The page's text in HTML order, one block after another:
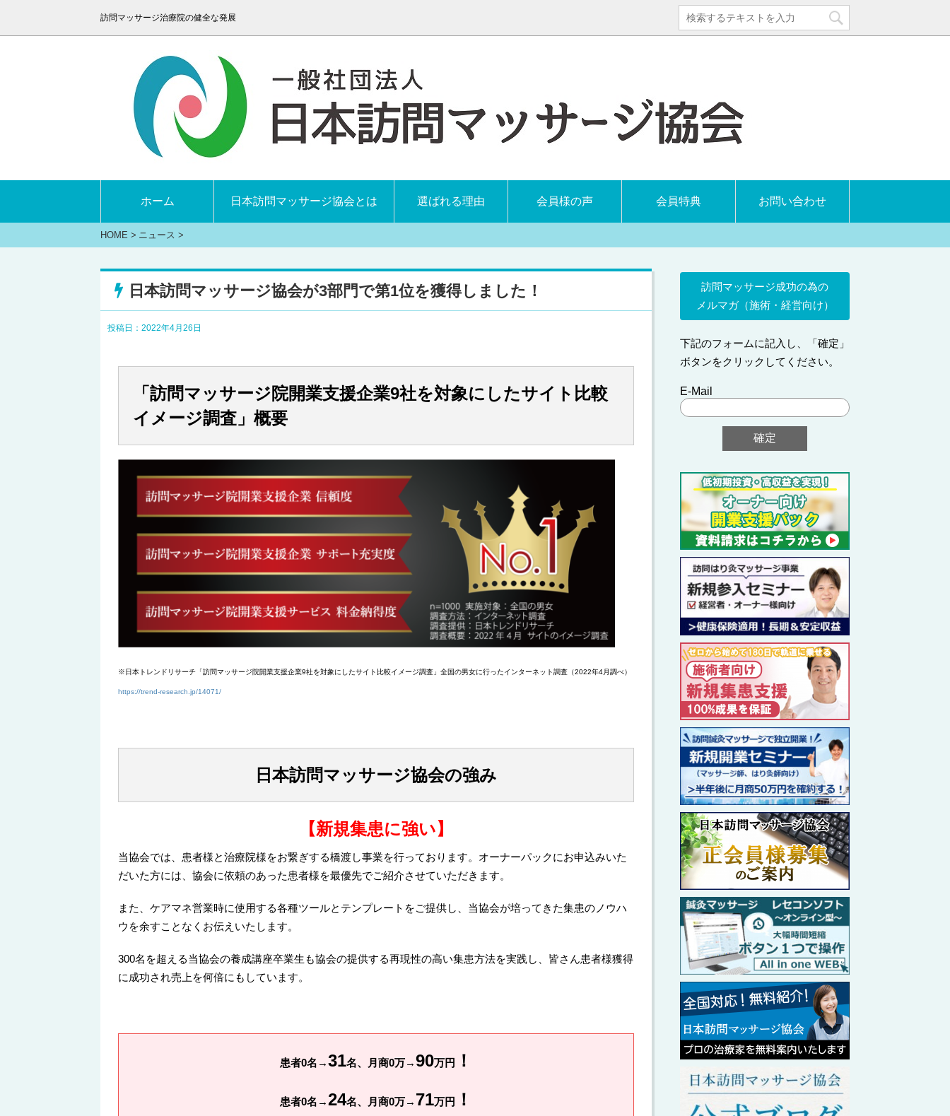
訪問マッサージ治療院の健全な発展
ホーム 日本訪問マッサージ協会とは 選ばれる理由 会員様の声 会員特典 お問い合わせ
HOME > ニュース >
日本訪問マッサージ協会が3部門で第1位を獲得しました！
投稿日： 2022年4月26日
「訪問マッサージ院開業支援企業9社を対象にしたサイト比較
イメージ調査」概要
※日本トレンドリサーチ「訪問マッサージ院開業支援企業9社を対象にしたサイト比較イメージ調査」全国の男女に行ったインターネット調査（2022年4月調べ）
https://trend-research.jp/14071/
日本訪問マッサージ協会の強み
【新規集患に強い】
当協会では、患者様と治療院様をお繋ぎする橋渡し事業を行っております。オーナーパックにお申込みいた
だいた方には、協会に依頼のあった患者様を最優先でご紹介させていただきます。
また、ケアマネ営業時に使用する各種ツールとテンプレートをご提供し、当協会が培ってきた集患のノウハ
ウを余すことなくお伝えいたします。
300名を超える当協会の養成講座卒業生も協会の提供する再現性の高い集患方法を実践し、皆さん患者様獲得
に成功され売上を何倍にもしています。
患者0名→31名、月商0万→90万円 ！
患者0名→24名、月商0万→ 71万円 ！
訪問マッサージ成功の為の
メルマガ（施術・経営向け）
下記のフォームに記入し、「確定」
ボタンをクリックしてください。
E-Mail